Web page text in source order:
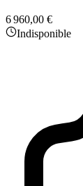
6 960,00 €
Indisponible